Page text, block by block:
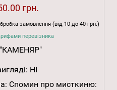
грн.
замовлення (від 10 до 40 грн.)
перевізника
"КАМЕНЯР"
НІ
Спомин про мисткиню: